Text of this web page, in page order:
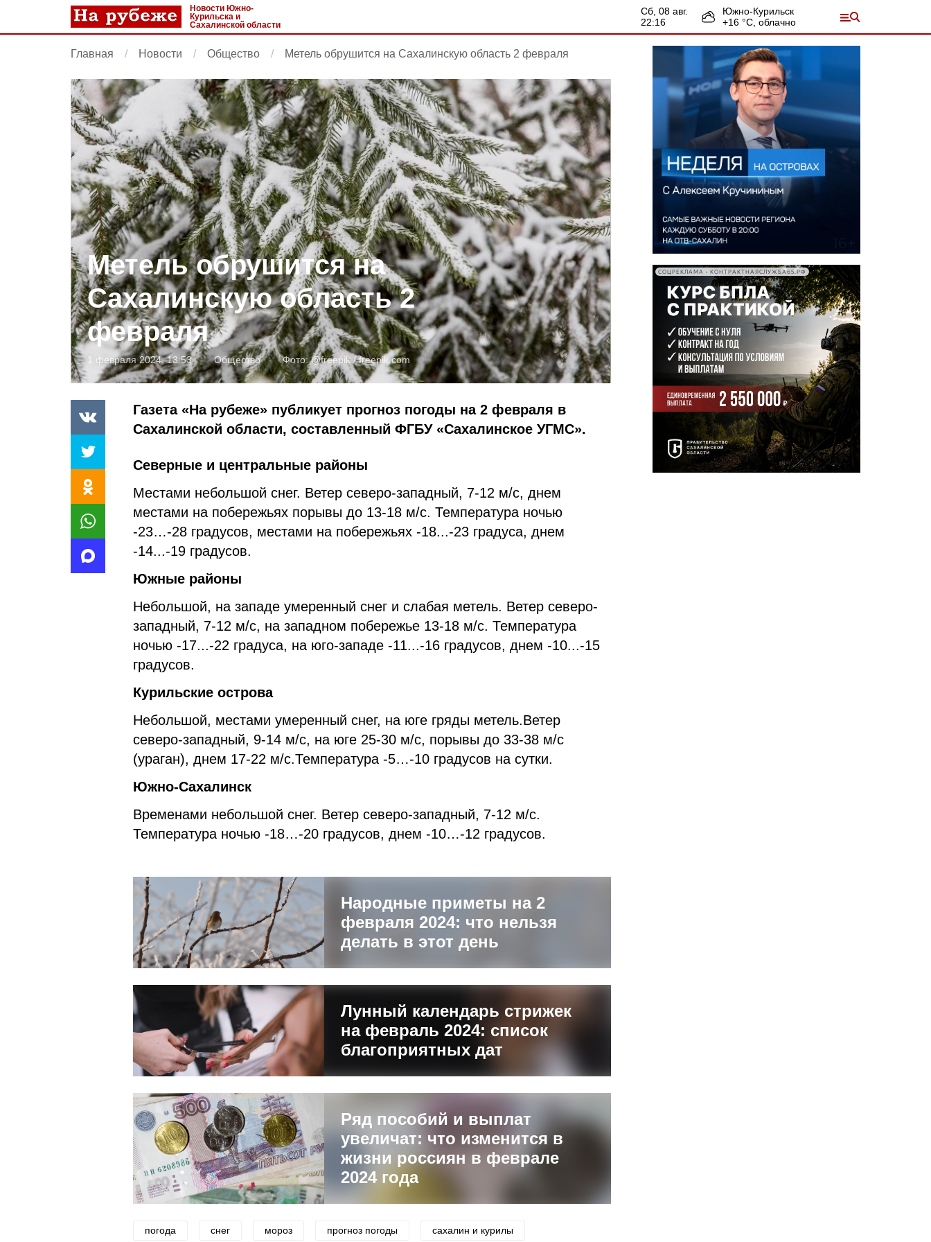
Новости Южно-
Курильска и
Сахалинской области
сб, 08 авг.
22:16
Южно-Курильск
+16 °С, облачно
Главная Новости Общество Метель обрушится на Сахалинскую область 2 февраля
Метель обрушится на
Сахалинскую область 2
февраля
1 февраля 2024, 13:53 Общество Фото:@freepik /freepik.com
Газета «На рубеже» публикует прогноз погоды на 2 февраля в
Сахалинской области, составленный ФГБУ «Сахалинское УГМС».
Северные и центральные районы
Местами небольшой снег. Ветер северо-западный, 7-12 м/с, днем
местами на побережьях порывы до 13-18 м/с. Температура ночью
-23…-28 градусов, местами на побережьях -18...-23 градуса, днем
-14...-19 градусов.
Южные районы
Небольшой, на западе умеренный снег и слабая метель. Ветер северо-
западный, 7-12 м/с, на западном побережье 13-18 м/с. Температура
ночью -17...-22 градуса, на юго-западе -11...-16 градусов, днем -10...-15
градусов.
Курильские острова
Небольшой, местами умеренный снег, на юге гряды метель.Ветер
северо-западный, 9-14 м/с, на юге 25-30 м/с, порывы до 33-38 м/с
(ураган), днем 17-22 м/с.Температура -5…-10 градусов на сутки.
Южно-Сахалинск
Временами небольшой снег. Ветер северо-западный, 7-12 м/с.
Температура ночью -18…-20 градусов, днем -10…-12 градусов.
Народные приметы на 2
февраля 2024: что нельзя
делать в этот день
Лунный календарь стрижек
на февраль 2024: список
благоприятных дат
Ряд пособий и выплат
увеличат: что изменится в
жизни россиян в феврале
2024 года
погода снег мороз прогноз погоды сахалин и курилы
СОЦРЕКЛАМА • КОНТРАКТНАЯСЛУЖБА65.РФ